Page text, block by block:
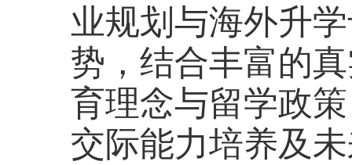
业规划与海外升
势，结合丰富的
育理念与留学政
交际能力培养及